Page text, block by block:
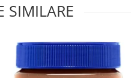
SIMILARE